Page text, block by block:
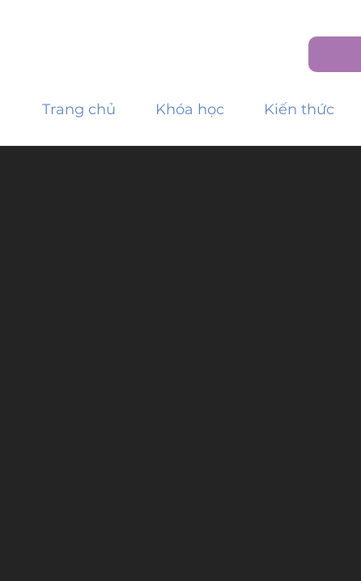
Trang chủ Khóa học Kiến thức